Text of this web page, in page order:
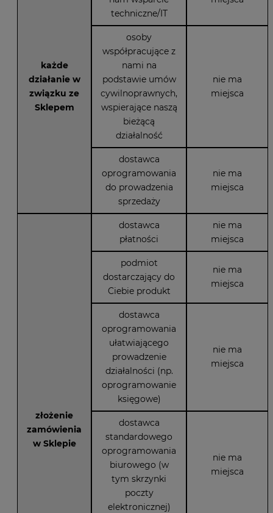
każde
działanie w
związku ze
Sklepem
techniczne/IT
osoby
współpracujące z
nami na
podstawie umów
cywilnoprawnych,
wspierające naszą
bieżącą
działalność
nie ma
miejsca
dostawca
oprogramowania
do prowadzenia
sprzedaży
nie ma
miejsca
złożenie
zamówienia
w Sklepie
dostawca
płatności
nie ma
miejsca
podmiot
dostarczający do
Ciebie produkt
nie ma
miejsca
dostawca
oprogramowania
ułatwiającego
prowadzenie
działalności (np.
oprogramowanie
księgowe)
nie ma
miejsca
dostawca
standardowego
oprogramowania
biurowego (w
tym skrzynki
poczty
elektronicznej)
nie ma
miejsca